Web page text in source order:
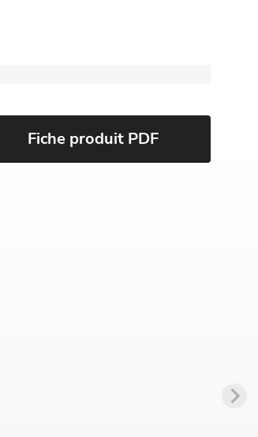
Fiche produit PDF